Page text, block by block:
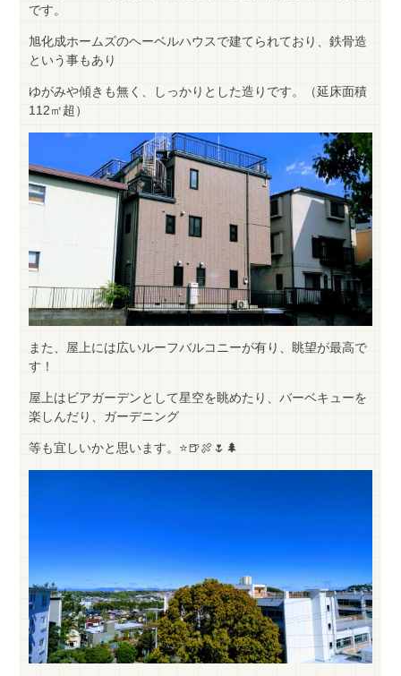
です。
旭化成ホームズのヘーベルハウスで建てられており、鉄骨造
という事もあり
ゆがみや傾きも無く、しっかりとした造りです。（延床面積
112㎡超）
また、屋上には広いルーフバルコニーが有り、眺望が最高で
す！
屋上はビアガーデンとして星空を眺めたり、バーベキューを
楽しんだり、ガーデニング
等も宜しいかと思います。⭐🍺🍖🌷🌲